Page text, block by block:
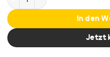
In den
Jetzt